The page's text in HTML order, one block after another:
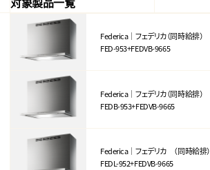
対象製品一覧
Federica｜フェデリカ（同時給排）
FED-953+FEDVB-9665
Federica｜フェデリカ（同時給排）
FEDB-953+FEDVB-9665
Federica｜フェデリカ （同時給排）
FEDL-952+FEDVB-9665